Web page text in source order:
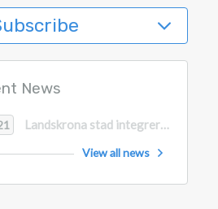
News
Landskrona stad integrerar WinLas och Learnifier
View all news